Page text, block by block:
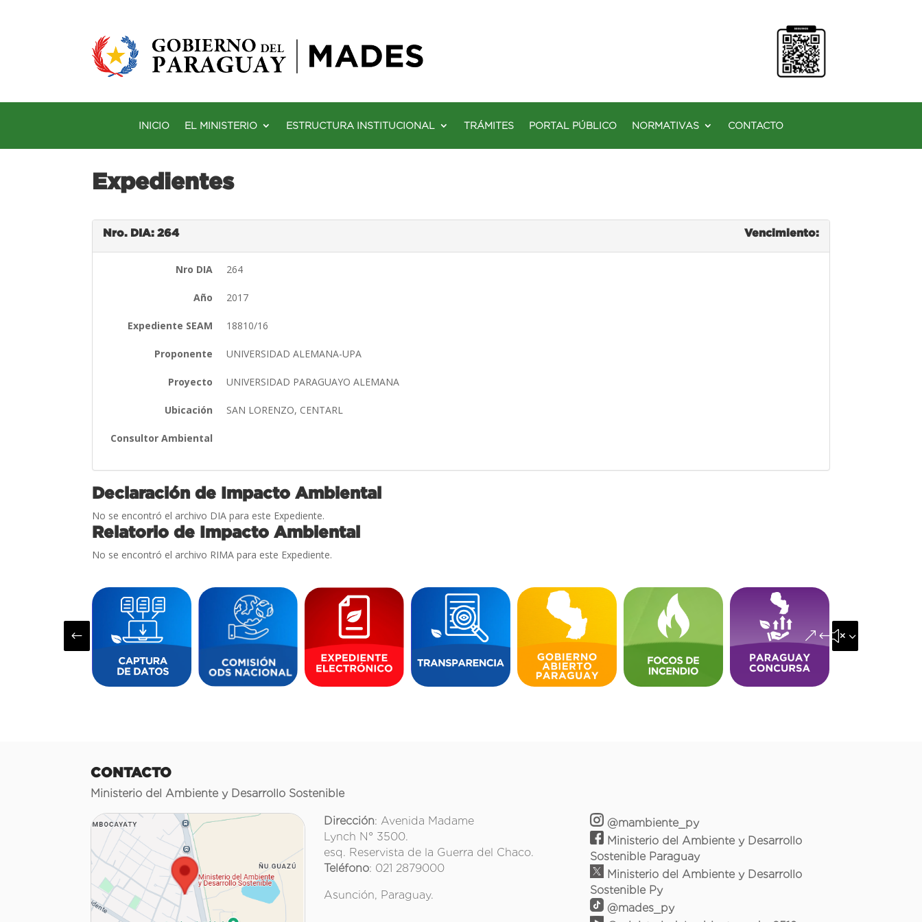
INICIO EL MINISTERIO ESTRUCTURA INSTITUCIONAL TRÁMITES PORTAL PÚBLICO NORMATIVAS CONTACTO
Expedientes
Nro. DIA: 264 Vencimiento:
Nro DIA 264
Año 2017
Expediente SEAM 18810/16
Proponente UNIVERSIDAD ALEMANA-UPA
Proyecto UNIVERSIDAD PARAGUAYO ALEMANA
Ubicación SAN LORENZO, CENTARL
Consultor Ambiental
Declaración de Impacto Ambiental
No se encontró el archivo DIA para este Expediente.
Relatorio de Impacto Ambiental
No se encontró el archivo RIMA para este Expediente.
# &#x35;
CONTACTO
Ministerio del Ambiente y Desarrollo Sostenible
Dirección: Avenida Madame
Lynch N° 3500.
esq. Reservista de la Guerra del Chaco.
Teléfono: 021 2879000
Asunción, Paraguay.
@mambiente_py
Ministerio del Ambiente y Desarrollo
Sostenible Paraguay
Ministerio del Ambiente y Desarrollo
Sostenible Py
@mades_py